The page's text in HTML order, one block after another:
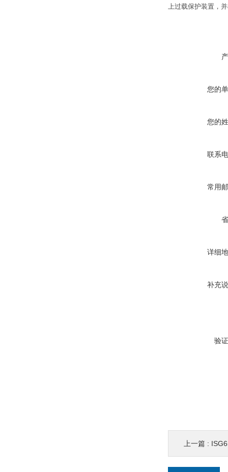
上过载保护装置，
您的
您的
联系
常用
详细
补充
验
上一篇 :